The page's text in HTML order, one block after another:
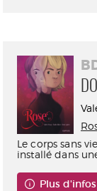
Le corps sans
installé dans
Plus d'infos